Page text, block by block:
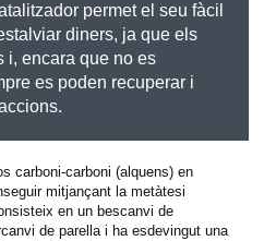
permet el seu fàcil
diners, ja que els
i, encara que no es
es poden recuperar i
carboni-carboni (alquens) en
mitjançant la metàtesi
en un bescanvi de
de parella i ha esdevingut una